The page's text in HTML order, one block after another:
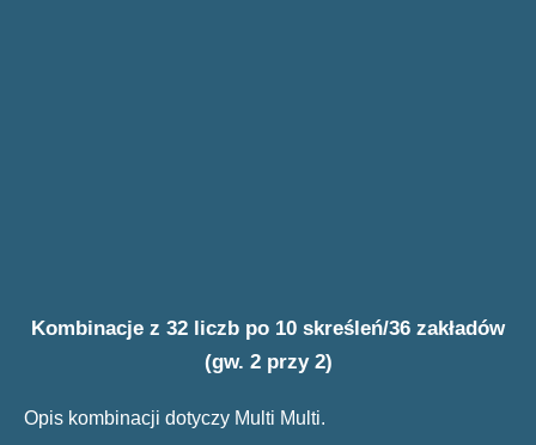
Kombinacje z 32 liczb po 10 skreśleń/36 zakładów
(gw. 2 przy 2)
Opis kombinacji dotyczy Multi Multi.